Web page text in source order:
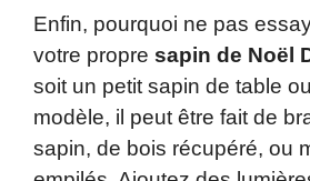
Enfin, pourquoi ne pas
votre propre sapin de Noël
soit un petit sapin de table
modèle, il peut être fait de
sapin, de bois récupéré, ou